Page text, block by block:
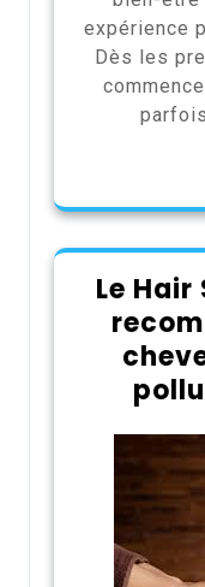
expérience
Dès les
Le Hair